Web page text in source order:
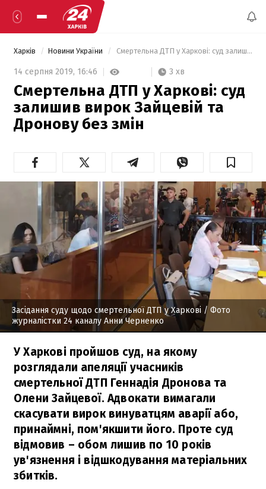
Харків Новини України Смертельна ДТП у Харкові: суд залишив вирок Зайцевій та Дронову без змін
14 серпня 2019, 16:46 3 хв
Смертельна ДТП у Харкові: суд
залишив вирок Зайцевій та
Дронову без змін
Засідання суду щодо смертельної ДТП у Харкові / Фото
журналістки 24 каналу Анни Черненко
У Харкові пройшов суд, на якому
розглядали апеляції учасників
смертельної ДТП Геннадія Дронова та
Олени Зайцевої. Адвокати вимагали
скасувати вирок винуватцям аварії або,
принаймні, пом'якшити його. Проте суд
відмовив – обом лишив по 10 років
ув'язнення і відшкодування матеріальних
збитків.